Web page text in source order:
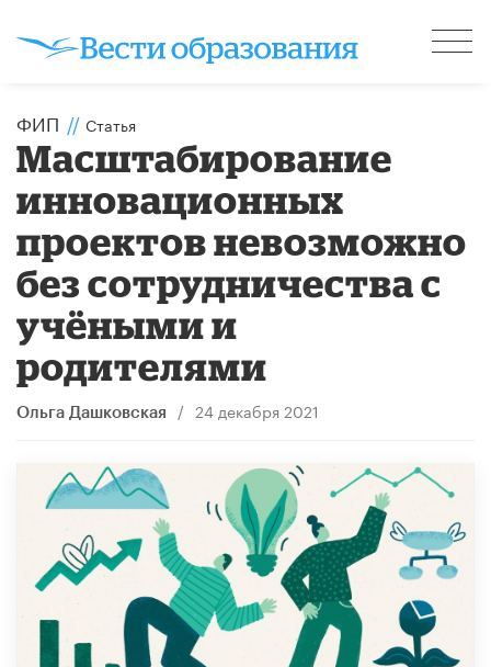
ФИП // Статья
Масштабирование
инновационных
проектов невозможно
без сотрудничества с
учёными и
родителями
Ольга Дашковская / 24 декабря 2021